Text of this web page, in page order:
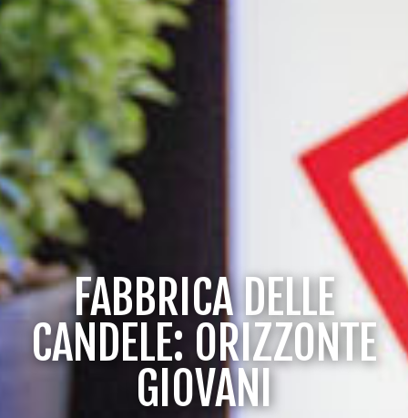
FABBRICA DELLE
CANDELE: ORIZZONTE
GIOVANI